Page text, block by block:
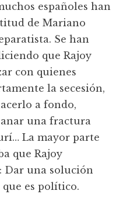
españoles han
de Mariano
Se han
que Rajoy
con quienes
la secesión,
a fondo,
una fractura
La mayor parte
que Rajoy
Dar una solución
es político.